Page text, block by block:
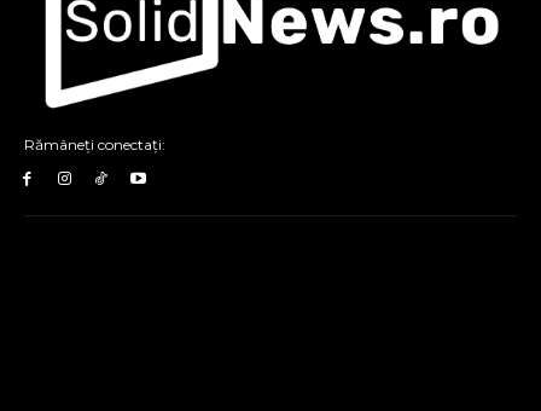
Rămâneți conectați: